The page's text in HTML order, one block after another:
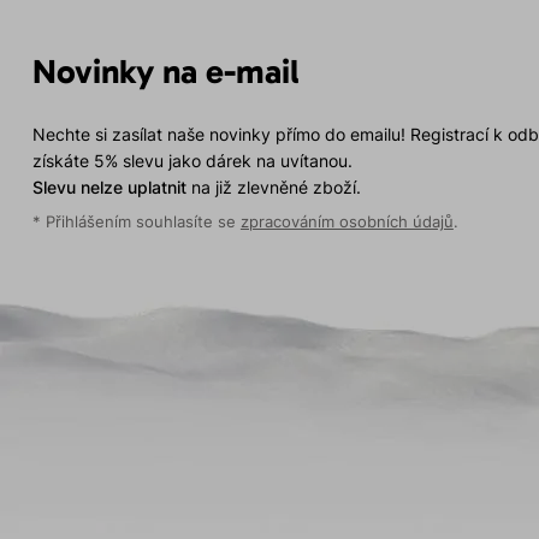
Novinky na e-mail
Nechte si zasílat naše novinky přímo do emailu! Registrací k
získáte 5% slevu jako dárek na uvítanou.
Slevu nelze uplatnitna již zlevněné zboží.
* Přihlášením souhlasíte se zpracováním osobních údajů.